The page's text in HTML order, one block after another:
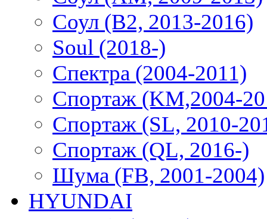
Соул (B2, 2013-2016)
Soul (2018-)
Спектра (2004-2011)
Спортаж (KM,2004-
Спортаж (SL, 2010-
Спортаж (QL, 2016-)
Шума (FB, 2001-2004)
HYUNDAI